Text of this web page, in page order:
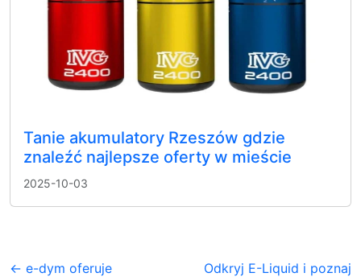
Tanie akumulatory Rzeszów gdzie
znaleźć najlepsze oferty w mieście
2025-10-03
← e-dym oferuje Odkryj E-Liquid i poznaj